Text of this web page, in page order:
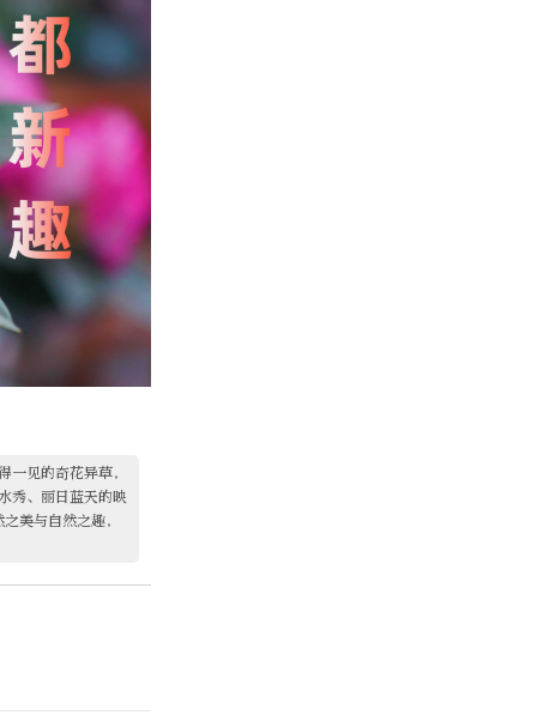
一见的奇花异草，
秀、丽日蓝天的映
美与自然之趣，